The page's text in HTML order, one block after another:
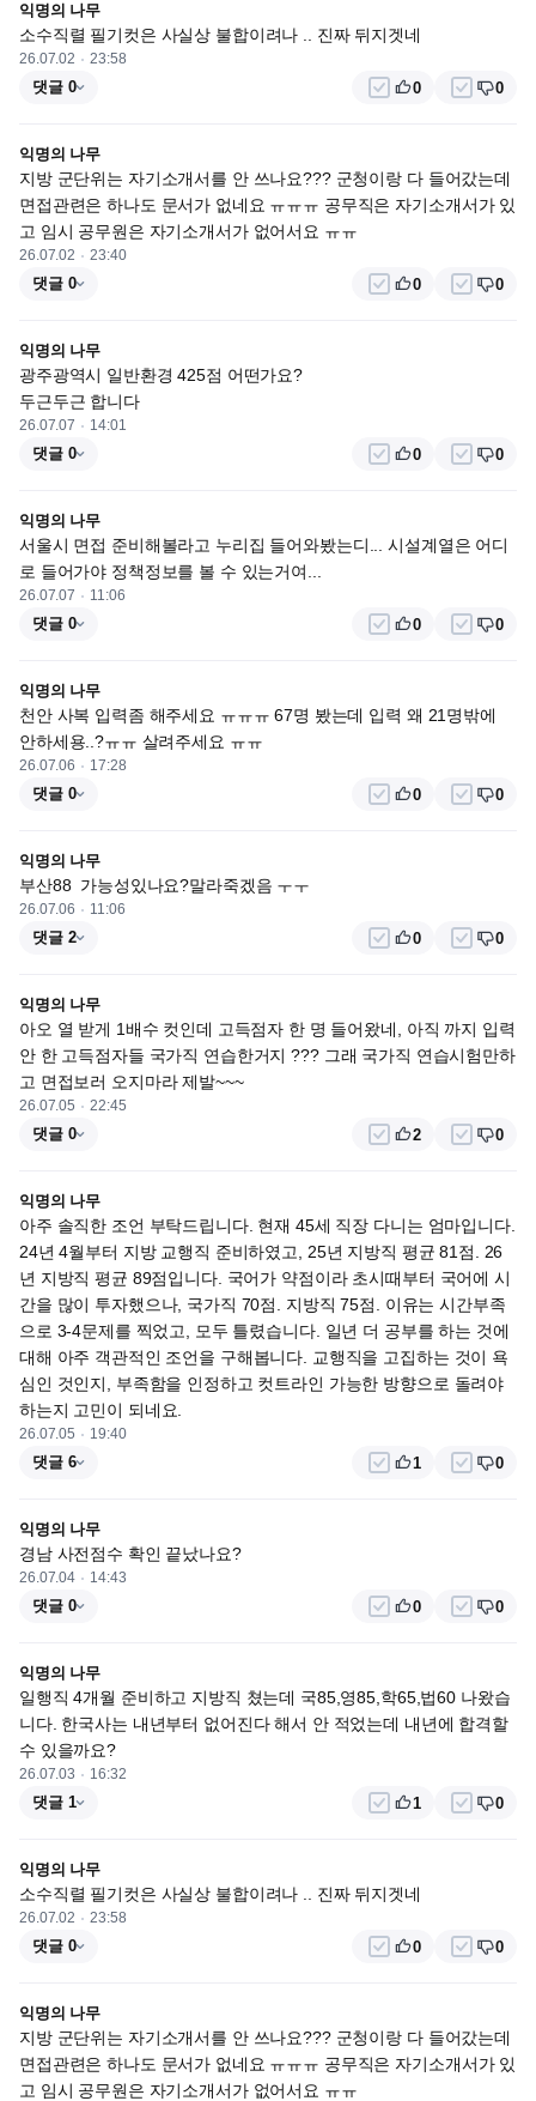
익명의 나무
소수직렬 필기컷은 사실상 불합이려나 .. 진짜 뒤지겟네
26.07.02 23:58
댓글 0 0 0
익명의 나무
지방 군단위는 자기소개서를 안 쓰나요??? 군청이랑 다 들어갔는데
면접관련은 하나도 문서가 없네요 ㅠㅠㅠ 공무직은 자기소개서가 있
고 임시 공무원은 자기소개서가 없어서요 ㅠㅠ
26.07.02 23:40
댓글 0 0 0
익명의 나무
광주광역시 일반환경 425점 어떤가요?
두근두근 합니다
26.07.07 14:01
댓글 0 0 0
익명의 나무
서울시 면접 준비해볼라고 누리집 들어와봤는디... 시설계열은 어디
로 들어가야 정책정보를 볼 수 있는거여...
26.07.07 11:06
댓글 0 0 0
익명의 나무
천안 사복 입력좀 해주세요 ㅠㅠㅠ 67명 봤는데 입력 왜 21명밖에
안하세용..?ㅠㅠ 살려주세요 ㅠㅠ
26.07.06 17:28
댓글 0 0 0
익명의 나무
부산88  가능성있나요?말라죽겠음 ㅜㅜ
26.07.06 11:06
댓글 2 0 0
익명의 나무
아오 열 받게 1배수 컷인데 고득점자 한 명 들어왔네, 아직 까지 입력
안 한 고득점자들 국가직 연습한거지 ??? 그래 국가직 연습시험만하
고 면접보러 오지마라 제발~~~
26.07.05 22:45
댓글 0 2 0
익명의 나무
아주 솔직한 조언 부탁드립니다. 현재 45세 직장 다니는 엄마입니다.
24년 4월부터 지방 교행직 준비하였고, 25년 지방직 평균 81점. 26
년 지방직 평균 89점입니다. 국어가 약점이라 초시때부터 국어에 시
간을 많이 투자했으나, 국가직 70점. 지방직 75점. 이유는 시간부족
으로 3-4문제를 찍었고, 모두 틀렸습니다. 일년 더 공부를 하는 것에
대해 아주 객관적인 조언을 구해봅니다. 교행직을 고집하는 것이 욕
심인 것인지, 부족함을 인정하고 컷트라인 가능한 방향으로 돌려야
하는지 고민이 되네요.
26.07.05 19:40
댓글 6 1 0
익명의 나무
경남 사전점수 확인 끝났나요?
26.07.04 14:43
댓글 0 0 0
익명의 나무
일행직 4개월 준비하고 지방직 쳤는데 국85,영85,학65,법60 나왔습
니다. 한국사는 내년부터 없어진다 해서 안 적었는데 내년에 합격할
수 있을까요?
26.07.03 16:32
댓글 1 1 0
익명의 나무
소수직렬 필기컷은 사실상 불합이려나 .. 진짜 뒤지겟네
26.07.02 23:58
댓글 0 0 0
익명의 나무
지방 군단위는 자기소개서를 안 쓰나요??? 군청이랑 다 들어갔는데
면접관련은 하나도 문서가 없네요 ㅠㅠㅠ 공무직은 자기소개서가 있
고 임시 공무원은 자기소개서가 없어서요 ㅠㅠ